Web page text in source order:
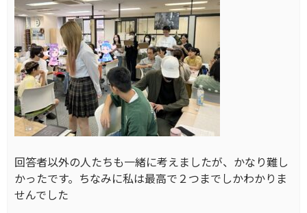
回答者以外の人たちも一緒に考えましたが、かなり難し
かったです。ちなみに私は最高で２つまでしかわかりま
せんでした